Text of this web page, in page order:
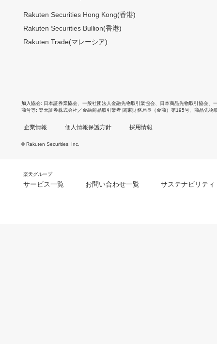
Rakuten Securities Hong Kong(香港)
Rakuten Securities Bullion(香港)
Rakuten Trade(マレーシア)
加入協会 日本証券業協会 一般社団法人金融先物取引業協会 日本商品先物取引協会
商号等 楽天証券株式会社／金融商品取引業者 関東財務局長（金商）第195号、商品先物
企業情報 個人情報保護方針 採用情報
© Rakuten Securities, Inc.
楽天グループ
サービス一覧 お問い合わせ一覧 サステナビリティ